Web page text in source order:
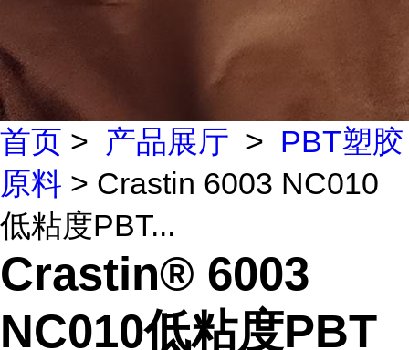
首页 > 产品展厅 > PBT塑胶
原料 > Crastin 6003 NC010
低粘度PBT...
Crastin® 6003
NC010低粘度PBT